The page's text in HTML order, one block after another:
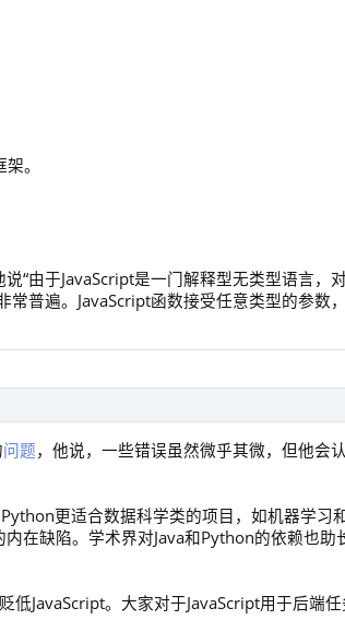
。
“由于JavaScript是一门解释型无类型语言，
普遍。JavaScript函数接受任意类型的参数
问题，他说，一些错误虽然微乎其微，但他会
更适合数据科学类的项目，如机器学习
在缺陷。学术界对Java和Python的依赖也助
低JavaScript。大家对于JavaScript用于后端任